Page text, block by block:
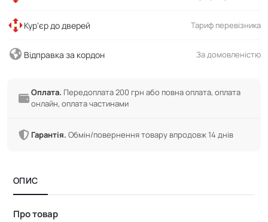
Кур'єр до дверей Тариф перевізника
Відправка за кордон За домовленістю
Оплата. Передоплата 200 грн або повна оплата, оплата
онлайн, оплата частинами
Гарантія. Обмін/повернення товару впродовж 14 днів
ОПИС
Про товар